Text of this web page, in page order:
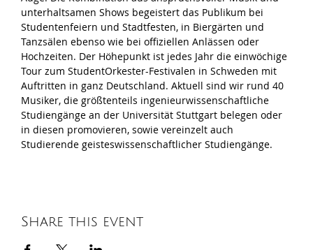
unterhaltsamen Shows begeistert das Publikum bei
Studentenfeiern und Stadtfesten, in Biergärten und
Tanzsälen ebenso wie bei offiziellen Anlässen oder
Hochzeiten. Der Höhepunkt ist jedes Jahr die einwöchige
Tour zum StudentOrkester-Festivalen in Schweden mit
Auftritten in ganz Deutschland. Aktuell sind wir rund 40
Musiker, die größtenteils ingenieurwissenschaftliche
Studiengänge an der Universität Stuttgart belegen oder
in diesen promovieren, sowie vereinzelt auch
Studierende geisteswissenschaftlicher Studiengänge.
Share this event